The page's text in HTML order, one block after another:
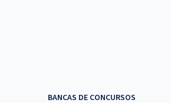
BANCAS DE CONCURSOS